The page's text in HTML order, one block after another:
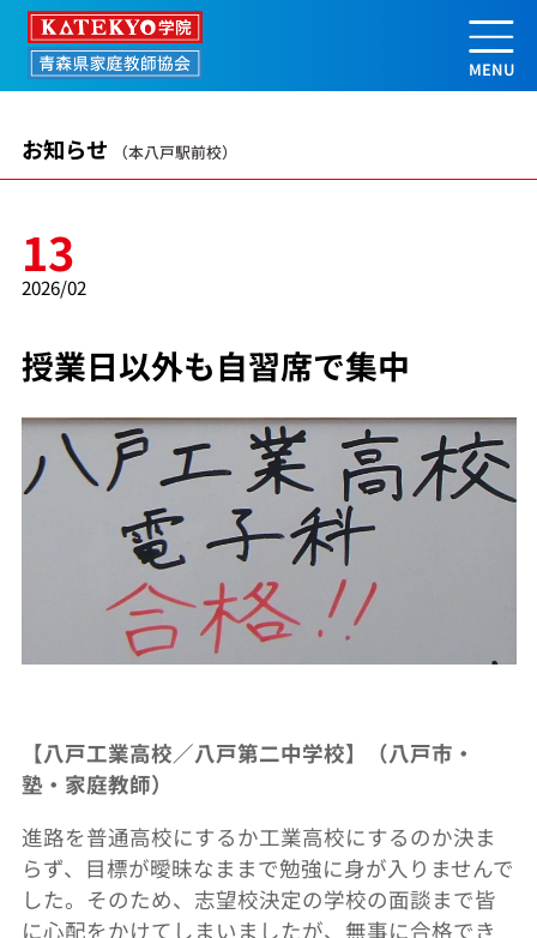
授業日以外も自習席で集中 | 【公式
お知らせ （本八戸駅前校）
13
2026/02
授業日以外も自習席で集中
【八戸工業高校／八戸第二中学校】（八戸市・
塾・家庭教師）
進路を普通高校にするか工業高校にするのか決ま
らず、目標が曖昧なままで勉強に身が入りませんで
した。そのため、志望校決定の学校の面談まで皆
に心配をかけてしまいましたが、無事に合格でき